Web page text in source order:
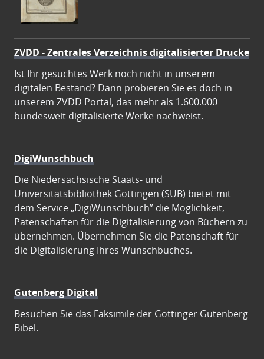
ZVDD - Zentrales Verzeichnis digitalisierter Drucke
Ist Ihr gesuchtes Werk noch nicht in unserem
digitalen Bestand? Dann probieren Sie es doch in
unserem ZVDD Portal, das mehr als 1.600.000
bundesweit digitalisierte Werke nachweist.
DigiWunschbuch
Die Niedersächsische Staats- und
Universitätsbibliothek Göttingen (SUB) bietet mit
dem Service „DigiWunschbuch” die Möglichkeit,
Patenschaften für die Digitalisierung von Büchern zu
übernehmen. Übernehmen Sie die Patenschaft für
die Digitalisierung Ihres Wunschbuches.
Gutenberg Digital
Besuchen Sie das Faksimile der Göttinger Gutenberg
Bibel.